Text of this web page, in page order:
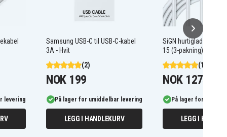
levering
Samsung USB-C til USB-C-kabel
3A - Hvit
(2)
NOK 199
På lager for umiddelbar levering
LEGG I HANDLEKURV
SiGN hurtigladekabel
15 (3-pakning) 2m,
(1)
NOK 127NOK
På lager for
LEGG I